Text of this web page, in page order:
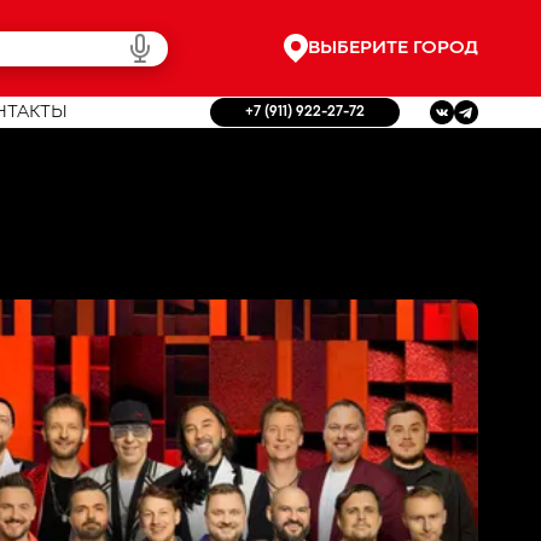
ВЫБЕРИТЕ ГОРОД
+7 (911) 922-27-72